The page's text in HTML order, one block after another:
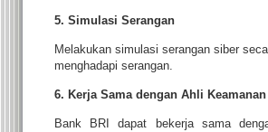
5. Simulasi Serangan
Melakukan simulasi serangan siber
menghadapi serangan.
6. Kerja Sama dengan Ahli
Bank BRI dapat bekerja sama